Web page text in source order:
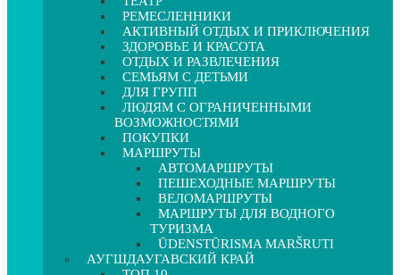
РЕМЕСЛЕННИКИ
АКТИВНЫЙ ОТДЫХ И ПРИКЛЮЧЕНИЯ
ЗДОРОВЬЕ И КРАСОТА
ОТДЫХ И РАЗВЛЕЧЕНИЯ
СЕМЬЯМ С ДЕТЬМИ
ДЛЯ ГРУПП
ЛЮДЯМ С ОГРАНИЧЕННЫМИ
ВОЗМОЖНОСТЯМИ
ПОКУПКИ
МАРШРУТЫ
АВТОМАРШРУТЫ
ПЕШЕХОДНЫЕ МАРШРУТЫ
ВЕЛОМАРШРУТЫ
МАРШРУТЫ ДЛЯ ВОДНОГО
ТУРИЗМА
ŪDENSTŪRISMA MARŠRUTI
АУГШДАУГАВСКИЙ КРАЙ